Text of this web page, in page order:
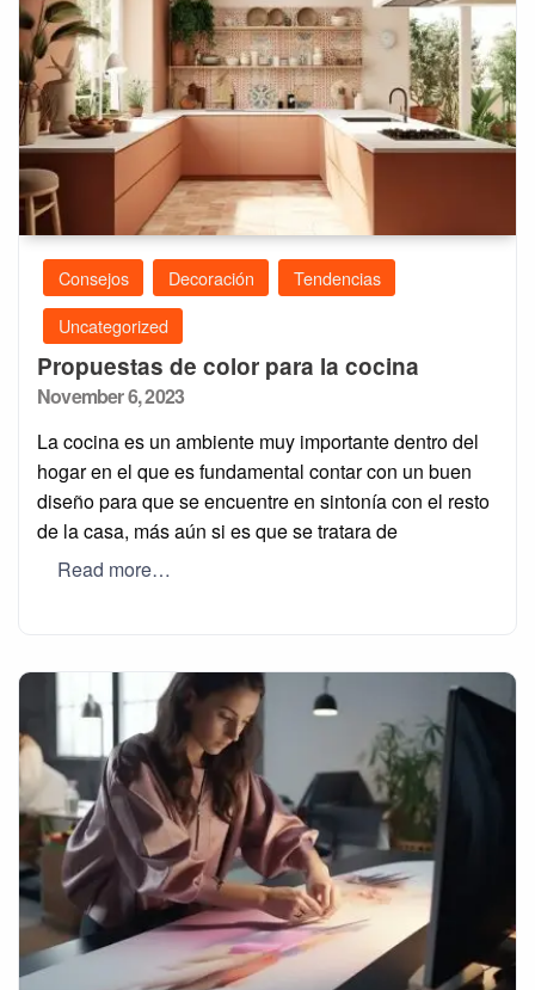
Consejos Decoración
Tendencias
Uncategorized
Propuestas de color para la cocina
Posted
November 6, 2023
La cocina es un ambiente muy importante dentro del
hogar en el que es fundamental contar con un buen
diseño para que se encuentre en sintonía con el resto
de la casa, más aún si es que se tratara de
Read more…